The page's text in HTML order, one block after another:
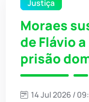
Justiça
Moraes
de Flávio
prisão
14 Jul 2026 /